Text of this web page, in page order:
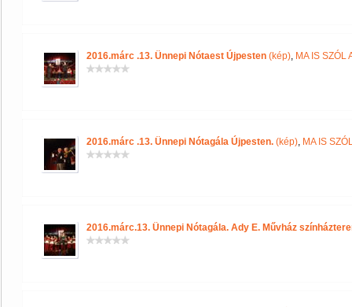
2016.márc .13. Ünnepi Nótaest Újpesten (kép), MA IS SZÓL
2016.márc .13. Ünnepi Nótagála Újpesten. (kép), MA IS
2016.márc.13. Ünnepi Nótagála. Ady E. Művház